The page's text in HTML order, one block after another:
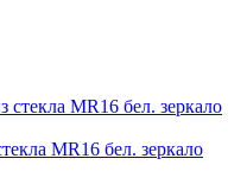
MR16 бел. зеркало